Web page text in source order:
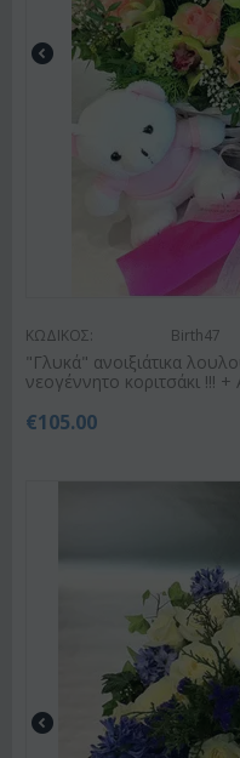
ΚΩΔΙΚΟΣ: Birth47
"Γλυκά" ανοιξιάτικα
νεογέννητο κοριτσάκι !!!
€105.00